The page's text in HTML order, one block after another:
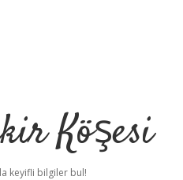
Köşesi
keyifli bilgiler bul!